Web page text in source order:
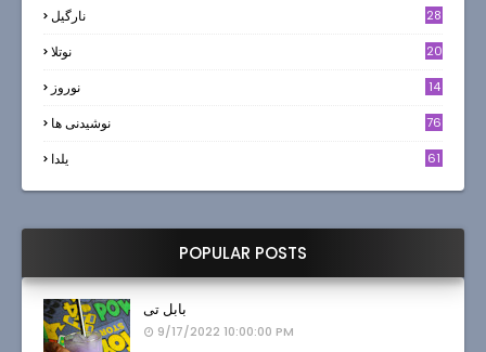
نارگيل 28
نوتلا 20
نوروز
14
نوشیدنی ها 76
یلدا 61
POPULAR POSTS
بابل تی
9/17/2022 10:00:00 PM